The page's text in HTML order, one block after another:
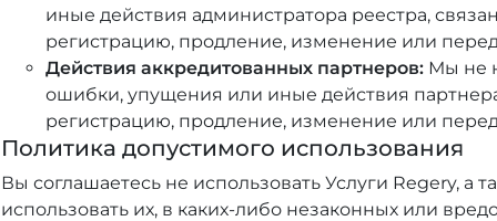
иные действия администратора реестра,
регистрацию, продление, изменение или
Действия аккредитованных партнеров:Мы не
ошибки, упущения или иные действия
регистрацию, продление, изменение или
Политика допустимого использования
Вы соглашаетесь не использовать Услуги Regery, а
использовать их, в каких-либо незаконных или